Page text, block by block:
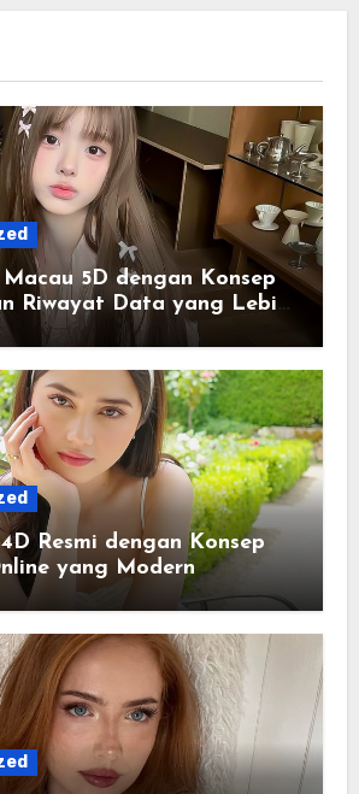
5D dengan Konsep
Riwayat Data yang Lebih
Sistematis
Resmi dengan Konsep
yang Modern